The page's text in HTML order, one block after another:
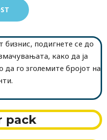
подигнете се до
како да ја
го зголемите бројот на
pack